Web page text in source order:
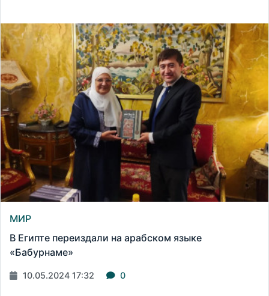
МИР
В Египте переиздали на арабском языке
«Бабурнаме»
10.05.2024 17:32 0